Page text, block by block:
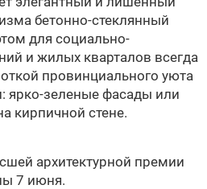
бетонно-стеклянный
для социально-
и жилых кварталов всегда
провинциального уюта
ярко-зеленые фасады или
кирпичной стене.
архитектурной премии
7 июня.